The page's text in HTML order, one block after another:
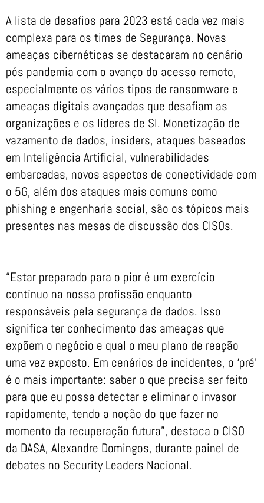
A lista de desafios para 2023 está cada vez mais
complexa para os times de Segurança. Novas
ameaças cibernéticas se destacaram no cenário
pós pandemia com o avanço do acesso remoto,
especialmente os vários tipos de ransomware e
ameaças digitais avançadas que desafiam as
organizações e os líderes de SI. Monetização de
vazamento de dados, insiders, ataques baseados
em Inteligência Artificial, vulnerabilidades
embarcadas, novos aspectos de conectividade com
o 5G, além dos ataques mais comuns como
phishing e engenharia social, são os tópicos mais
presentes nas mesas de discussão dos CISOs.
“Estar preparado para o pior é um exercício
contínuo na nossa profissão enquanto
responsáveis pela segurança de dados. Isso
significa ter conhecimento das ameaças que
expõem o negócio e qual o meu plano de reação
uma vez exposto. Em cenários de incidentes, o ‘pré’
é o mais importante: saber o que precisa ser feito
para que eu possa detectar e eliminar o invasor
rapidamente, tendo a noção do que fazer no
momento da recuperação futura”, destaca o CISO
da DASA, Alexandre Domingos, durante painel de
debates no Security Leaders Nacional.